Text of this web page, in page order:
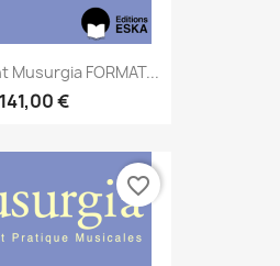
Musurgia FORMAT...
141,00 €
favorite_border